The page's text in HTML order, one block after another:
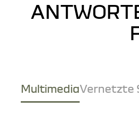
MultimediaVernetzte